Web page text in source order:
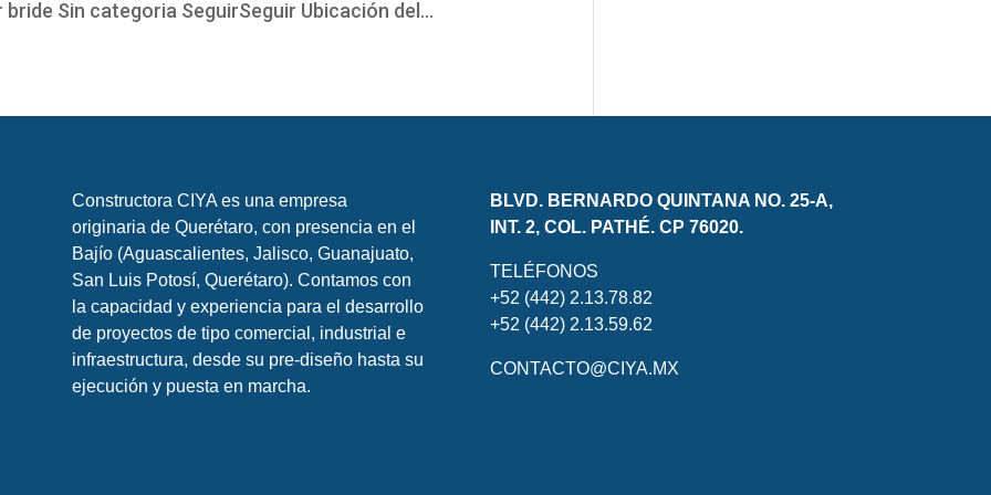
Sin categoria SeguirSeguir Ubicación del...
Constructora CIYA es una empresa
originaria de Querétaro, con presencia en el
Bajío (Aguascalientes, Jalisco, Guanajuato,
San Luis Potosí, Querétaro). Contamos con
la capacidad y experiencia para el desarrollo
de proyectos de tipo comercial, industrial e
infraestructura, desde su pre-diseño hasta su
ejecución y puesta en marcha.
BLVD. BERNARDO QUINTANA NO. 25-A,
INT. 2, COL. PATHÉ. CP 76020.
TELÉFONOS
+52 (442) 2.13.78.82
+52 (442) 2.13.59.62
CONTACTO@CIYA.MX